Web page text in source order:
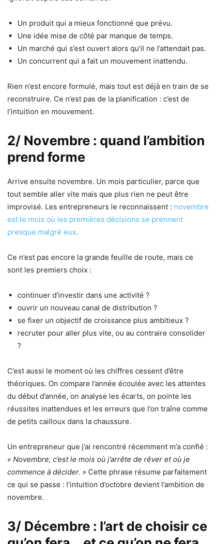
Un produit qui a mieux fonctionné que prévu.
Une idée mise de côté par manque de temps.
Un marché qui s’est ouvert alors qu’il ne l’attendait pas.
Un concurrent qui a fait un mouvement inattendu.
Rien n’est encore formulé, mais tout est déjà en train de se
reconstruire. Ce n’est pas de la planification : c’est de
l’intuition en mouvement.
2/ Novembre : quand l’ambition
prend forme
Arrive ensuite novembre. Un mois particulier, parce que
tout semble aller vite mais que plus rien ne peut être
improvisé. Les entrepreneurs le reconnaissent : novembre
est le mois où les premières décisions se prennent
presque malgré eux.
Ce n’est pas encore la grande feuille de route, mais ce
sont les premiers choix :
continuer d’investir dans une activité ?
ouvrir un nouveau canal de distribution ?
se fixer un objectif de croissance plus ambitieux ?
recruter pour aller plus vite, ou au contraire consolider
?
C’est aussi le moment où les chiffres cessent d’être
théoriques. On compare l’année écoulée avec les attentes
du début d’année, on analyse les écarts, on pointe les
réussites inattendues et les erreurs que l’on traîne comme
de petits cailloux dans la chaussure.
Un entrepreneur que j’ai rencontré récemment m’a confié :
« Novembre, c’est le mois où j’arrête de rêver et où je
commence à décider. » Cette phrase résume parfaitement
ce qui se passe : l’intuition d’octobre devient l’ambition de
novembre.
3/ Décembre : l’art de choisir ce